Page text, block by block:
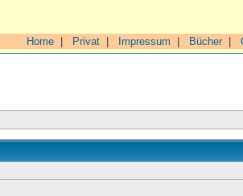
Home Privat Impressum Bücher|